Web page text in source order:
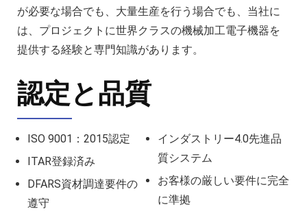
が必要な場合でも、大量生産を行う場合でも、当社に
は、プロジェクトに世界クラスの機械加工電子機器を
提供する経験と専門知識があります。
認定と品質
ISO 9001：2015認定
ITAR登録済み
DFARS資材調達要件の
遵守
インダストリー4.0先進品
質システム
お客様の厳しい要件に完全
に準拠